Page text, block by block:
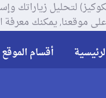
يمكنك معرفة
أقسام الموقع